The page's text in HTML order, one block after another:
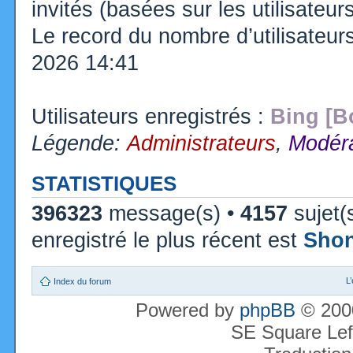
invités (basées sur les
Le record du nombre
2026 14:41
Utilisateurs enregistrés : Bing
Légende:Administrateurs,
STATISTIQUES
396323 message(s) • 4157
enregistré le plus récent est
Index du forum
Powered by phpBB ©
SE Square